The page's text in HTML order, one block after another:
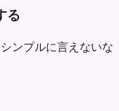
る
ンプルに言えないな